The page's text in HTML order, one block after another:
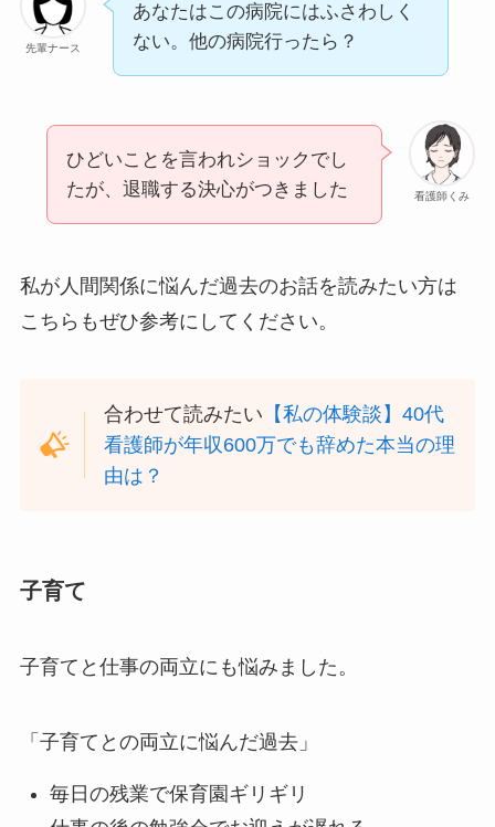
先輩ナース
あなたはこの病院にはふさわしく
ない。他の病院行ったら？
看護師くみ
ひどいことを言われショックでし
たが、退職する決心がつきました
私が人間関係に悩んだ過去のお話を読みたい方は
こちらもぜひ参考にしてください。
合わせて読みたい 【私の体験談】40代
看護師が年収600万でも辞めた本当の理
由は？
子育て
子育てと仕事の両立にも悩みました。
「子育てとの両立に悩んだ過去」
毎日の残業で保育園ギリギリ